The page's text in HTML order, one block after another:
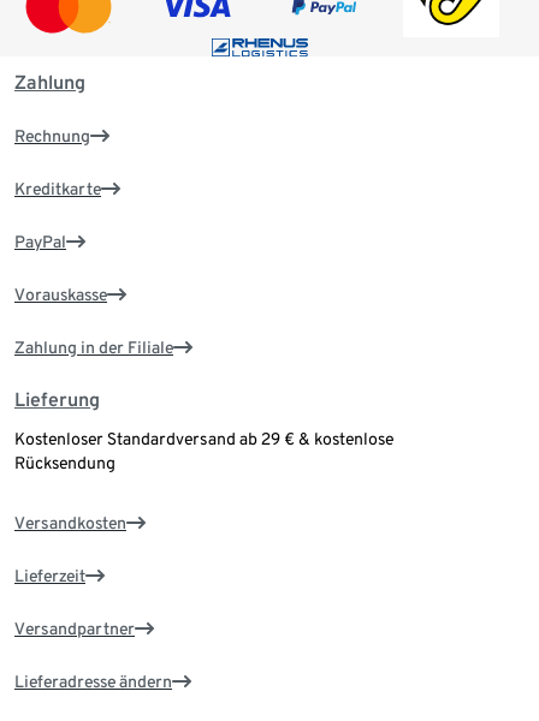
Zahlung
Rechnung
Kreditkarte
PayPal
Vorauskasse
Zahlung in der Filiale
Lieferung
Kostenloser Standardversand ab 29 € & kostenlose
Rücksendung
Versandkosten
Lieferzeit
Versandpartner
Lieferadresse ändern